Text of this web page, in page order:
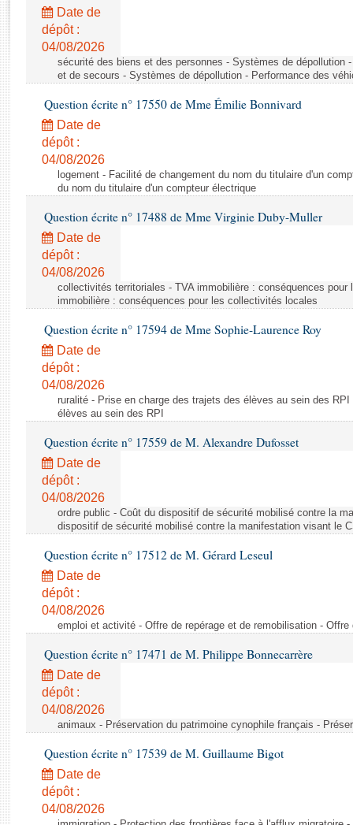
Rapports législatifs
Rapports sur l'application des lois
Baromètre de l’application des lois
Dossiers législatifs
Budget et sécurité sociale
Questions écrites et orales
Comptes rendus des débats
Date de
dépôt :
04/08/2026
sécurité des biens et des personnes - Systèmes de dépollution
et de secours - Systèmes de dépollution - Performance des
Question écrite n° 17550 de Mme Émilie Bonnivard
Date de
dépôt :
04/08/2026
logement - Facilité de changement du nom du titulaire d'un
du nom du titulaire d'un compteur électrique
Question écrite n° 17488 de Mme Virginie Duby-Muller
Date de
dépôt :
04/08/2026
collectivités territoriales - TVA immobilière : conséquences
immobilière : conséquences pour les collectivités locales
Question écrite n° 17594 de Mme Sophie-Laurence Roy
Date de
dépôt :
04/08/2026
ruralité - Prise en charge des trajets des élèves au sein des
élèves au sein des RPI
Question écrite n° 17559 de M. Alexandre Dufosset
Date de
dépôt :
04/08/2026
ordre public - Coût du dispositif de sécurité mobilisé contre la
dispositif de sécurité mobilisé contre la manifestation visant le
Question écrite n° 17512 de M. Gérard Leseul
Date de
dépôt :
04/08/2026
emploi et activité - Offre de repérage et de remobilisation -
Question écrite n° 17471 de M. Philippe Bonnecarrère
Date de
dépôt :
04/08/2026
animaux - Préservation du patrimoine cynophile français -
Question écrite n° 17539 de M. Guillaume Bigot
Date de
dépôt :
04/08/2026